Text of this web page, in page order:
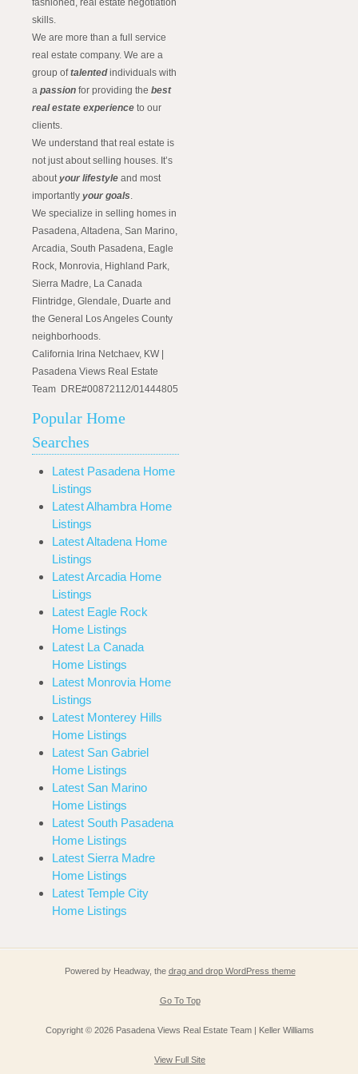
fashioned, real estate negotiation
skills.
We are more than a full service
real estate company. We are a
group oftalentedindividuals with
a passion for providing the best
real estate experience to our
clients.
We understand that real estate is
not just about selling houses. It’s
aboutyour lifestyle and most
importantly your goals.
We specialize in selling homes in
Pasadena, Altadena, San Marino,
Arcadia, South Pasadena, Eagle
Rock, Monrovia, Highland Park,
Sierra Madre, La Canada
Flintridge, Glendale, Duarte and
the General Los Angeles County
neighborhoods.
California Irina Netchaev, KW |
Pasadena Views Real Estate
Team DRE#00872112/01444805
Popular Home
Searches
Latest Pasadena Home
Listings
Latest Alhambra Home
Listings
Latest Altadena Home
Listings
Latest Arcadia Home
Listings
Latest Eagle Rock
Home Listings
Latest La Canada
Home Listings
Latest Monrovia Home
Listings
Latest Monterey Hills
Home Listings
Latest San Gabriel
Home Listings
Latest San Marino
Home Listings
Latest South Pasadena
Home Listings
Latest Sierra Madre
Home Listings
Latest Temple City
Home Listings
Powered by Headway, the drag and drop WordPress theme
Go To Top
Copyright © 2026 Pasadena Views Real Estate Team | Keller Williams
View Full Site